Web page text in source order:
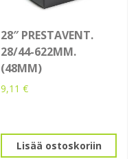
28″ PRESTAVENT.
28/44-622MM.
(48MM)
9,11€
Lisää ostoskoriin